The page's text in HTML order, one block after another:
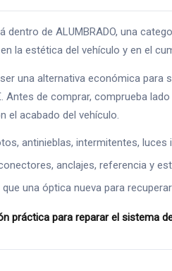
dentro de ALUMBRADO, una
la estética del vehículo y en el
una alternativa económica para
Antes de comprar, comprueba
el acabado del vehículo.
antinieblas, intermitentes, luces
anclajes, referencia y
una óptica nueva para
práctica para reparar el